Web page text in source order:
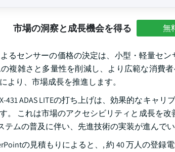
市場の洞察と成長機会を得る 無
るセンサーの価格の決定は、小型・軽量セ
複雑さと多量性を削減し、より広範な消費
より、市場成長を推進します。
ADAS LITEの打ち上げは、効果的なキャリ
。 これは市場のアクセシビリティと成長を
テムの普及に伴い、先進技術の実装が進んで
の見積もりによると、, 約 40 万人の登録